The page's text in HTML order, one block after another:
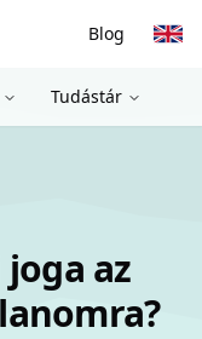
Blog
Tudástár
az